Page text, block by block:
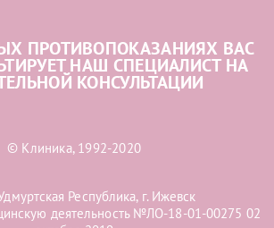
ПРОТИВОПОКАЗАНИЯХ ВАС
НАШ СПЕЦИАЛИСТ НА
КОНСУЛЬТАЦИИ
© Клиника, 1992-2020
Республика, г. Ижевск
деятельность №ЛО-18-01-00275 02